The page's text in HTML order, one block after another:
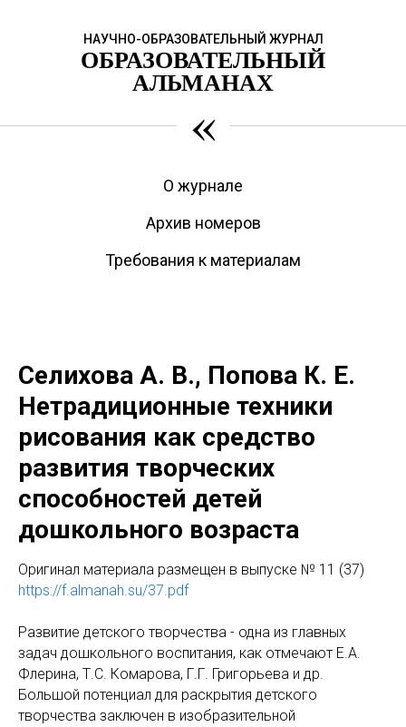
НАУЧНО-ОБРАЗОВАТЕЛЬНЫЙ ЖУРНАЛ
ОБРАЗОВАТЕЛЬНЫЙ
АЛЬМАНАХ
«
О журнале
Архив номеров
Требования к материалам
Селихова А. В., Попова К. Е.
Нетрадиционные техники
рисования как средство
развития творческих
способностей детей
дошкольного возраста
Оригинал материала размещен в выпуске № 11 (37)
https://f.almanah.su/37.pdf
Развитие детского творчества - одна из главных
задач дошкольного воспитания, как отмечают Е.А.
Флерина, Т.С. Комарова, Г.Г. Григорьева и др.
Большой потенциал для раскрытия детского
творчества заключен в изобразительной